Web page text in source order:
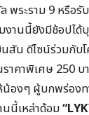
พระราม 9 หรือรั
งานนี้ยังมีช้อปได้
สัน ดีไซน์ร่วมกับ
าคาพิเศษ 250
องๆ ผู้บกพร่องท
นี้เหล่าด้อม